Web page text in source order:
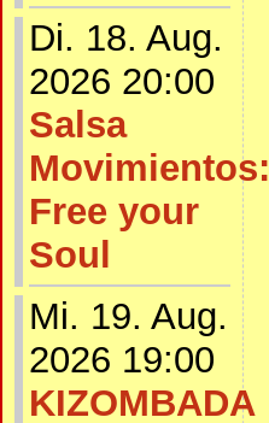
Di. 18. Aug.
2026 20:00
Salsa
Movimientos:
Free your
Soul
Mi. 19. Aug.
2026 19:00
KIZOMBADA